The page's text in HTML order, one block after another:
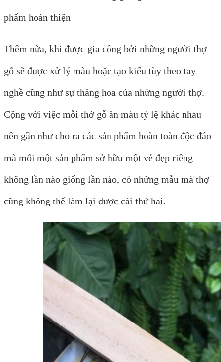
phẩm hoàn thiện
Thêm nữa, khi được gia công bởi những người thợ
gỗ sẽ được xử lý màu hoặc tạo kiểu tùy theo tay
nghề cũng như sự thăng hoa của những người thợ.
Cộng với việc mỗi thớ gỗ ăn màu tỷ lệ khác nhau
nên gần như cho ra các sản phẩm hoàn toàn độc đáo
mà mỗi một sản phẩm sở hữu một vẻ đẹp riêng
không lần nào giống lần nào, có những mẫu mà thợ
cũng không thể làm lại được cái thứ hai.